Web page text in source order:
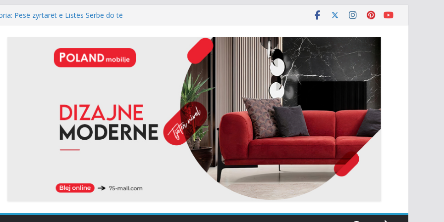
i kryeparlamentarit për LDK’në papritmas
me armatosjen e Serbisë, e quan
pas mocionit: Ia bënë më të lehtë LVV-së